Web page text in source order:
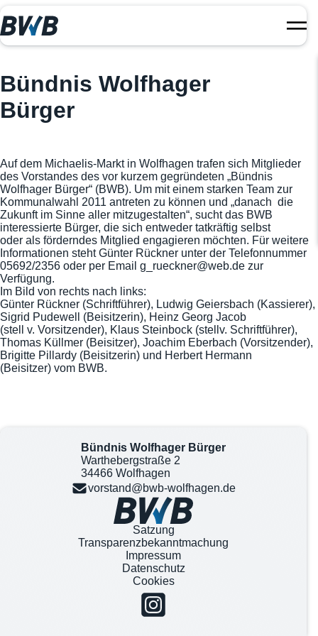
Bündnis Wolfhager
Bürger
Auf dem Michaelis-Markt in Wolfhagen trafen sich Mitglieder
des Vorstandes des vor kurzem gegründeten „Bündnis
Wolfhager Bürger“ (BWB). Um mit einem starken Team zur
Kommunalwahl 2011 antreten zu können und „danach die
Zukunft im Sinne aller mitzugestalten“, sucht das BWB
interessierte Bürger, die sich entweder tatkräftig selbst
oder als förderndes Mitglied engagieren möchten. Für weitere
Informationen steht Günter Rückner unter der Telefonnummer
05692/2356 oder per Email g_rueckner@web.de zur
Verfügung.
Im Bild von rechts nach links:
Günter Rückner (Schriftführer), Ludwig Geiersbach (Kassierer),
Sigrid Pudewell (Beisitzerin), Heinz Georg Jacob
(stell v. Vorsitzender), Klaus Steinbock (stellv. Schriftführer),
Thomas Küllmer (Beisitzer), Joachim Eberbach (Vorsitzender),
Brigitte Pillardy (Beisitzerin) und Herbert Hermann
(Beisitzer) vom BWB.
Bündnis Wolfhager Bürger
Warthebergstraße 2
34466 Wolfhagen
vorstand@bwb-wolfhagen.de
Satzung
Transparenzbekanntmachung
Impressum
Datenschutz
Cookies